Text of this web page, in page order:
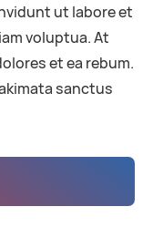
ut labore et
voluptua. At
et ea rebum.
sanctus